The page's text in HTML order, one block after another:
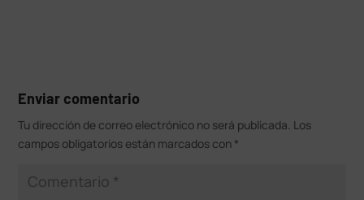
Enviar comentario
Tu dirección de correo electrónico no será publicada. Los
campos obligatorios están marcados con *